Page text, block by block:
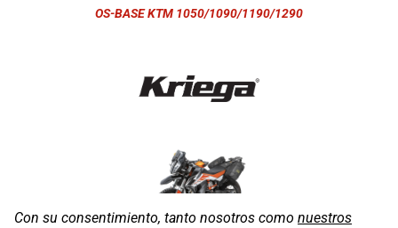
OS-BASE KTM 1050/1090/1190/1290
Con su consentimiento, tanto nosotros como nuestros